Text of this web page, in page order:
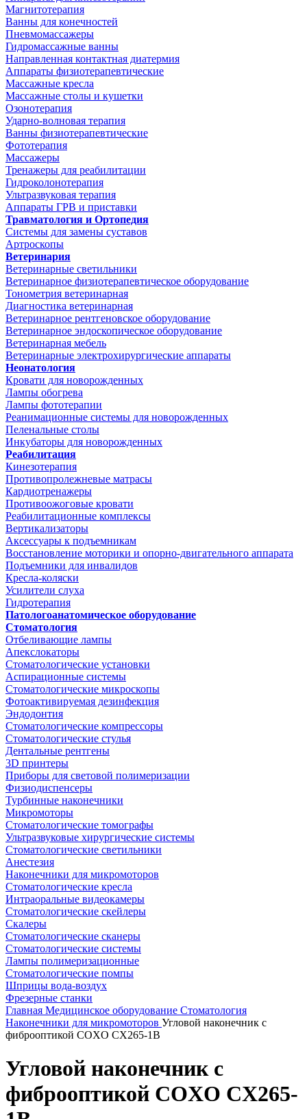
Магнитотерапия
Ванны для конечностей
Пневмомассажеры
Гидромассажные ванны
Направленная контактная диатермия
Аппараты физиотерапевтические
Массажные кресла
Массажные столы и кушетки
Озонотерапия
Ударно-волновая терапия
Ванны физиотерапевтические
Фототерапия
Массажеры
Тренажеры для реабилитации
Гидроколонотерапия
Ультразвуковая терапия
Аппараты ГРВ и приставки
Травматология и Ортопедия
Системы для замены суставов
Артроскопы
Ветеринария
Ветеринарные светильники
Ветеринарное физиотерапевтическое оборудование
Тонометрия ветеринарная
Диагностика ветеринарная
Ветеринарное рентгеновское оборудование
Ветеринарное эндоскопическое оборудование
Ветеринарная мебель
Ветеринарные электрохирургические аппараты
Неонатология
Кровати для новорожденных
Лампы обогрева
Лампы фототерапии
Реанимационные системы для новорожденных
Пеленальные столы
Инкубаторы для новорожденных
Реабилитация
Кинезотерапия
Противопролежневые матрасы
Кардиотренажеры
Противоожоговые кровати
Реабилитационные комплексы
Вертикализаторы
Аксессуары к подъемникам
Восстановление моторики и опорно-двигательного аппарата
Подъемники для инвалидов
Кресла-коляски
Усилители слуха
Гидротерапия
Патологоанатомическое оборудование
Стоматология
Отбеливающие лампы
Апекслокаторы
Стоматологические установки
Аспирационные системы
Стоматологические микроскопы
Фотоактивируемая дезинфекция
Эндодонтия
Стоматологические компрессоры
Стоматологические стулья
Дентальные рентгены
3D принтеры
Приборы для световой полимеризации
Физиодиспенсеры
Турбинные наконечники
Микромоторы
Стоматологические томографы
Ультразвуковые хирургические системы
Стоматологические светильники
Анестезия
Наконечники для микромоторов
Стоматологические кресла
Интраоральные видеокамеры
Стоматологические скейлеры
Скалеры
Стоматологические сканеры
Стоматологические системы
Лампы полимеризационные
Стоматологические помпы
Шприцы вода-воздух
Фрезерные станки
Главная Медицинское оборудование Стоматология
Наконечники для микромоторов Угловой наконечник с
фиброоптикой COXO CX265-1B
Угловой наконечник с
фиброоптикой COXO CX265-